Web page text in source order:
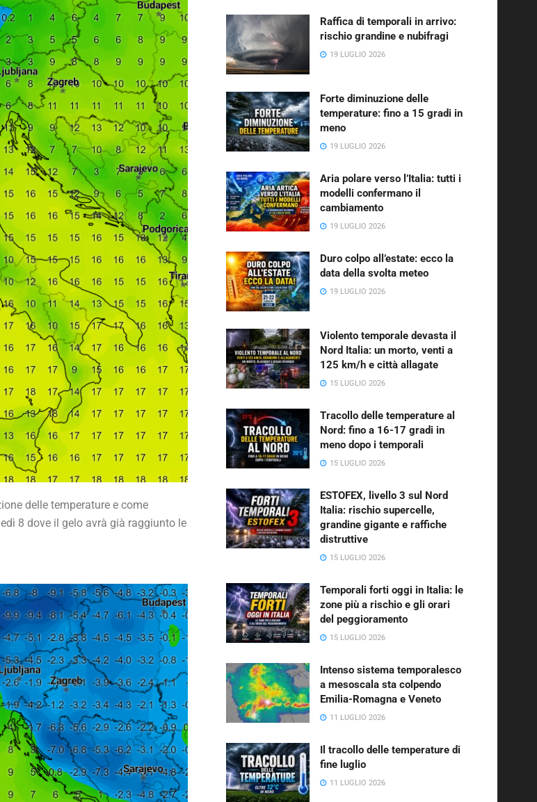
delle temperature e come
8 dove il gelo avrà già raggiunto le
Raffica di temporali in arrivo:
rischio grandine e nubifragi
19 LUGLIO 2026
Forte diminuzione delle
temperature: fino a 15 gradi in
meno
19 LUGLIO 2026
Aria polare verso l’Italia: tutti i
modelli confermano il
cambiamento
19 LUGLIO 2026
Duro colpo all’estate: ecco la
data della svolta meteo
19 LUGLIO 2026
Violento temporale devasta il
Nord Italia: un morto, venti a
125 km/h e città allagate
15 LUGLIO 2026
Tracollo delle temperature al
Nord: fino a 16-17 gradi in
meno dopo i temporali
15 LUGLIO 2026
ESTOFEX, livello 3 sul Nord
Italia: rischio supercelle,
grandine gigante e raffiche
distruttive
15 LUGLIO 2026
Temporali forti oggi in Italia: le
zone più a rischio e gli orari
del peggioramento
15 LUGLIO 2026
Intenso sistema temporalesco
a mesoscala sta colpendo
Emilia-Romagna e Veneto
11 LUGLIO 2026
Il tracollo delle temperature di
fine luglio
11 LUGLIO 2026